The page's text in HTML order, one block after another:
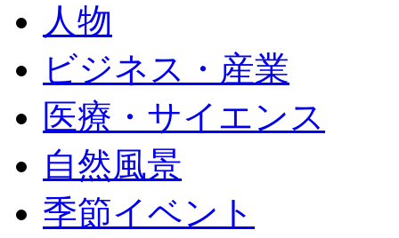
人物
ビジネス・産業
医療・サイエンス
自然風景
季節イベント